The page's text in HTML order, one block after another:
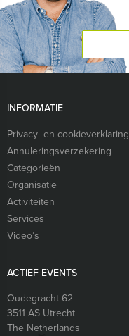
INFORMATIE
Privacy- en cookieverklaring
Annuleringsverzekering
Categorieën
Organisatie
Activiteiten
Services
Video’s
ACTIEF EVENTS
Oudegracht 62
3511 AS Utrecht
The Netherlands